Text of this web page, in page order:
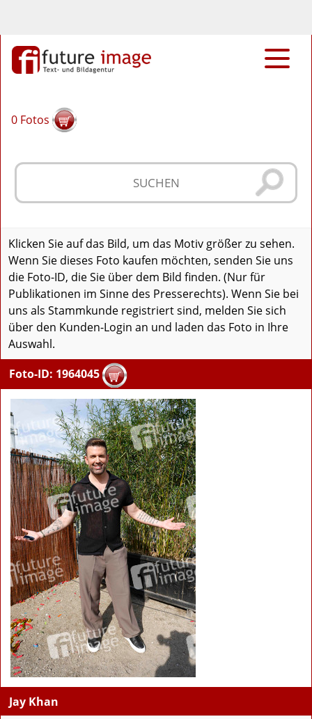
0 Fotos
Klicken Sie auf das Bild, um das Motiv größer zu sehen.
Wenn Sie dieses Foto kaufen möchten, senden Sie uns
die Foto-ID, die Sie über dem Bild finden. (Nur für
Publikationen im Sinne des Presserechts). Wenn Sie bei
uns als Stammkunde registriert sind, melden Sie sich
über den Kunden-Login an und laden das Foto in Ihre
Auswahl.
Foto-ID: 1964045
Jay Khan